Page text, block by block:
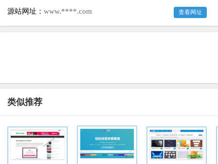
源站网址： www.****.com 查看网址
类似推荐